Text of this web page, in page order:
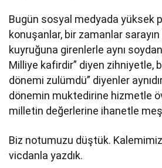
Bugün sosyal medyada yüksek
konuşanlar, bir zamanlar sarayın
kuyruğuna girenlerle aynı
Milliye kafirdir” diyen zihniyetle,
dönemi zulümdü” diyenler
dönemin muktedirine hizmetle
milletin değerlerine ihanetle
Biz notumuzu düştük.
vicdanla yazdık.